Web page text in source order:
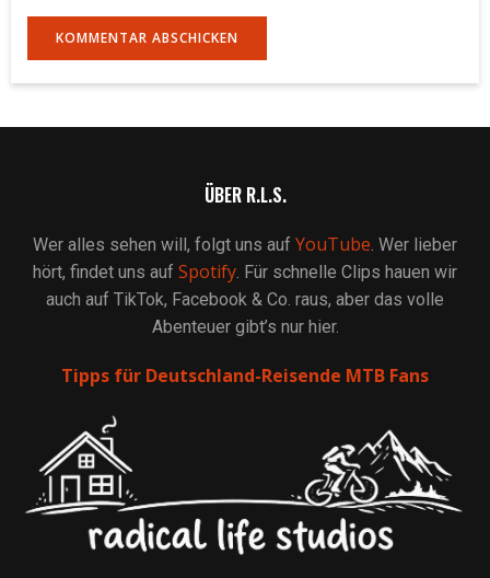
ÜBER R.L.S.
Wer alles sehen will, folgt uns auf YouTube. Wer lieber
hört, findet uns auf Spotify. Für schnelle Clips hauen wir
auch auf TikTok, Facebook & Co. raus, aber das volle
Abenteuer gibt’s nur hier.
Tipps für Deutschland-Reisende MTB Fans